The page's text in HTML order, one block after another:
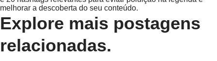
melhorar a descoberta do seu conteúdo.
Explore mais postagens
relacionadas.